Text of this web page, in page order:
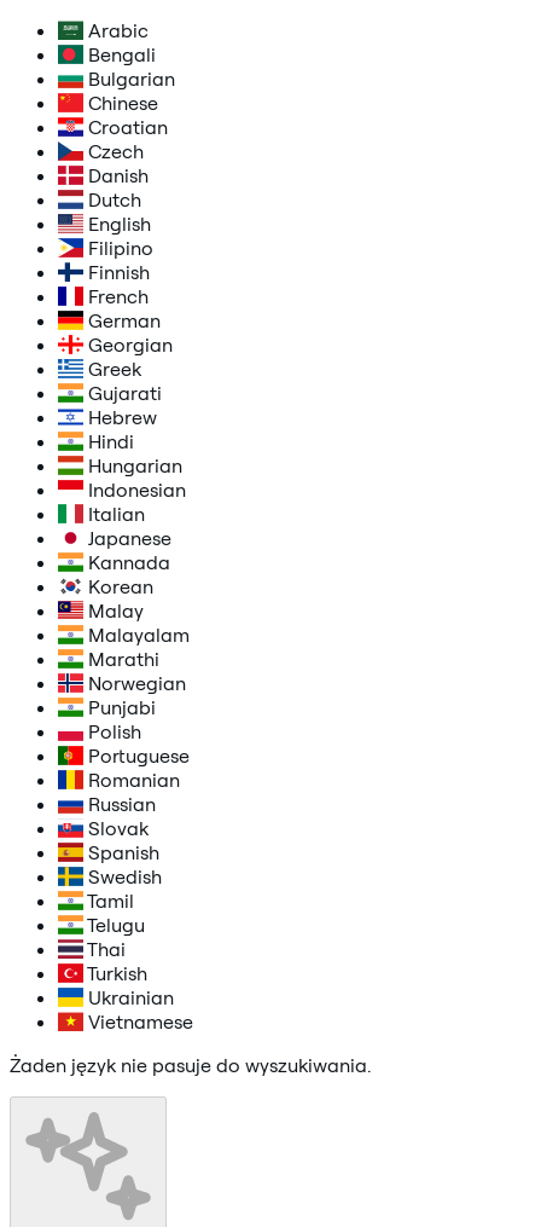
Arabic
Bengali
Bulgarian
Chinese
Croatian
Czech
Danish
Dutch
English
Filipino
Finnish
French
German
Georgian
Greek
Gujarati
Hebrew
Hindi
Hungarian
Indonesian
Italian
Japanese
Kannada
Korean
Malay
Malayalam
Marathi
Norwegian
Punjabi
Polish
Portuguese
Romanian
Russian
Slovak
Spanish
Swedish
Tamil
Telugu
Thai
Turkish
Ukrainian
Vietnamese
Żaden język nie pasuje do wyszukiwania.